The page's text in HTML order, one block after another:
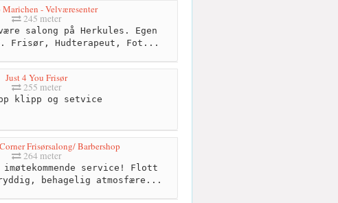
- Velværesenter
245 meter
salong på Herkules. Egen
Frisør, Hudterapeut, Fot...
Just 4 You Frisør
255 meter
klipp og setvice
Frisørsalong/ Barbershop
264 meter
imøtekommende service! Flott
behagelig atmosfære...